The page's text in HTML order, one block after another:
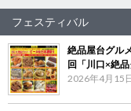
フェスティバル
絶品屋台グル
回「川口×絶
2026年4月15